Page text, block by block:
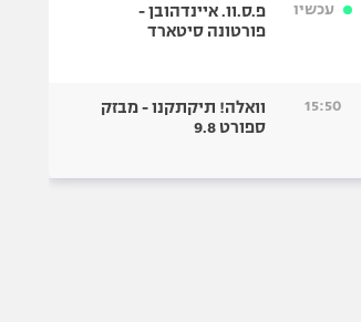
עכשיו
פ.ס.וו. איינדהובן -
פורטונה סיטארד
15:50
וואלה! תיקתקנו - מבזק
ספורט 9.8